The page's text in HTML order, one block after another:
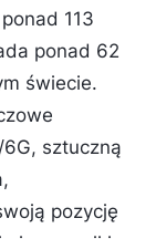
113
ponad 62
świecie.
sztuczną
pozycję